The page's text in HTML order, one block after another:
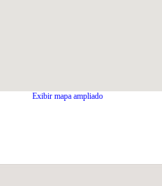
Exibir mapa ampliado